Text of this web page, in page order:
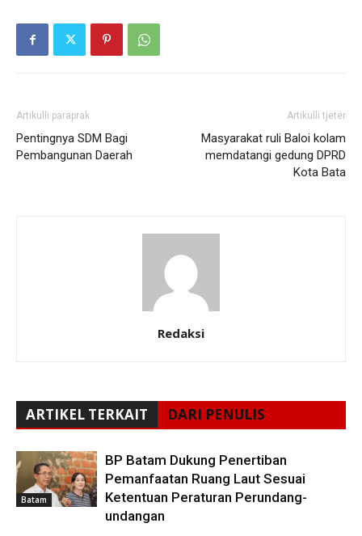
Artikulli paraprak
Pentingnya SDM Bagi
Pembangunan Daerah
Artikulli tjetër
Masyarakat ruli Baloi kolam
memdatangi gedung DPRD
Kota Bata
Redaksi
ARTIKEL TERKAIT DARI PENULIS
Batam
BP Batam Dukung Penertiban
Pemanfaatan Ruang Laut Sesuai
Ketentuan Peraturan Perundang-
undangan